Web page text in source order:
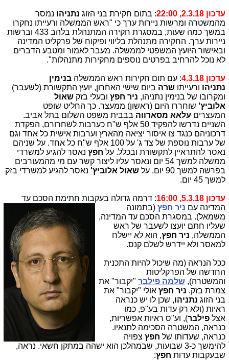
עדכון 2.3.18, 22:00 : בתום חקירת בני הזוג נתניהו נמסר
מהמשטרה ומרשות ניירות ערך כי "ראש הממשלה ורעייתו נחקרו
במשך כמה שעות, במסגרת חקירה המתנהלת בלהב 433 וברשות
ניירות ערך. החקירה מתנהלת בליווי ופיקוח של פרקליט המדינה
ובאישור היועץ המשפטי לממשלה. מעבר לאמור ומטבע הדברים
לא נוכל להרחיב בפרטים נוספים מחקירות מתנהלות".
עדכון 4.3.18 : עם תום חקירות ראש הממשלה בנימין
נתניהו ורעייתו שרה ביום שישי האחרון, יועץ התקשורת (לשעבר)
ומקרובו של בנימין נתניהו, ניר חפץ ובעלי בזק שאול
אלוביץ' שוחררו היום (ראשון) ממעצר. כך החליט שופט
המעצרים עלאא מסארווה בבבית משפט השלום בתל אביב.
השניים נדרשו להפקיד 50 אלף ש"ח כערבות לשחרורם, הפקדת
דרכוניהם כנגד צו איסור יציאה מהארץ וערבות אישית כל אחד וגם
של ערבות נוספת של צד ג' על 100 אלף ש"ח כל אחד. על שניהם
נאסר להתראיין לתקשורת ובכלל. על חפץ נאסר להגיע למשרדי
ממשלה למשך 54 יום ונאסר עליו ליצור קשר עם מי מהמעורבים
בפרשה למשך 90 יום. על
שאול אלוביץ' נאסר להגיע למשרדי בזק
למשך 45 יום.
עדכון 5.3.18, 16:00 : דרמה גדולה בעקבות חתימת הסכם עד
המדינה עם ניר חפץ (בתמונה
משמאל). במסגרת הסכם עד המדינה,
שעליו חתם יועצו לשעבר של ראש
הממשלה, ניר חפץ, הוא לא יישלח
למאסר ולא יידרש לשלם קנס.
ככל הנראה (מה שיכול להיות התכנית
החדשה של הפרקליטות
והמשטרה), שלמה פילבר "יקבור" את
צמרת בזק. ניר חפץ אולי "יקבור" את
בני הזוג נתניהו, שכן לו יש כנראה
ראיות (ולא רק עדות בע"פ, כמו
אצל פילבר), וע"ס ראיות אפשריות,
כנראה, המשטרה הסכימה לתנאיו.
כנראה, שעדותו של חפץ צפויה
להימשך כ-3 שבועות, שבמהלכן הוא ישהה במתקן חשאי. נראה,
שבעקבות עדות חפץ: